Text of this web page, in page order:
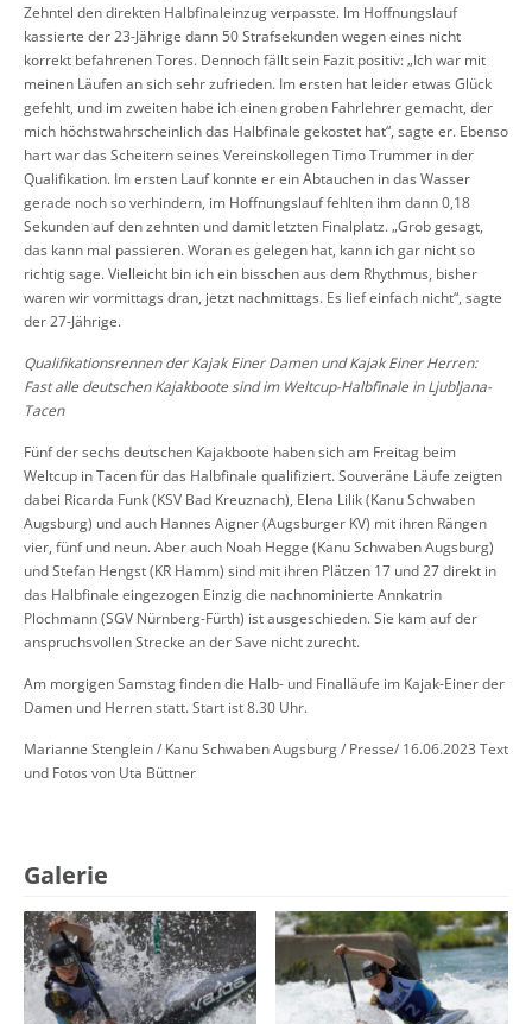
Zehntel den direkten Halbfinaleinzug verpasste. Im Hoffnungslauf
kassierte der 23-Jährige dann 50 Strafsekunden wegen eines nicht
korrekt befahrenen Tores. Dennoch fällt sein Fazit positiv: „Ich war mit
meinen Läufen an sich sehr zufrieden. Im ersten hat leider etwas Glück
gefehlt, und im zweiten habe ich einen groben Fahrlehrer gemacht, der
mich höchstwahrscheinlich das Halbfinale gekostet hat“, sagte er. Ebenso
hart war das Scheitern seines Vereinskollegen Timo Trummer in der
Qualifikation. Im ersten Lauf konnte er ein Abtauchen in das Wasser
gerade noch so verhindern, im Hoffnungslauf fehlten ihm dann 0,18
Sekunden auf den zehnten und damit letzten Finalplatz. „Grob gesagt,
das kann mal passieren. Woran es gelegen hat, kann ich gar nicht so
richtig sage. Vielleicht bin ich ein bisschen aus dem Rhythmus, bisher
waren wir vormittags dran, jetzt nachmittags. Es lief einfach nicht“, sagte
der 27-Jährige.
Qualifikationsrennen der Kajak Einer Damen und Kajak Einer Herren:
Fast alle deutschen Kajakboote sind im Weltcup-Halbfinale in Ljubljana-
Tacen
Fünf der sechs deutschen Kajakboote haben sich am Freitag beim
Weltcup in Tacen für das Halbfinale qualifiziert. Souveräne Läufe zeigten
dabei Ricarda Funk (KSV Bad Kreuznach), Elena Lilik (Kanu Schwaben
Augsburg) und auch Hannes Aigner (Augsburger KV) mit ihren Rängen
vier, fünf und neun. Aber auch Noah Hegge (Kanu Schwaben Augsburg)
und Stefan Hengst (KR Hamm) sind mit ihren Plätzen 17 und 27 direkt in
das Halbfinale eingezogen Einzig die nachnominierte Annkatrin
Plochmann (SGV Nürnberg-Fürth) ist ausgeschieden. Sie kam auf der
anspruchsvollen Strecke an der Save nicht zurecht.
Am morgigen Samstag finden die Halb- und Finalläufe im Kajak-Einer der
Damen und Herren statt. Start ist 8.30 Uhr.
Marianne Stenglein / Kanu Schwaben Augsburg / Presse/ 16.06.2023 Text
und Fotos von Uta Büttner
Galerie